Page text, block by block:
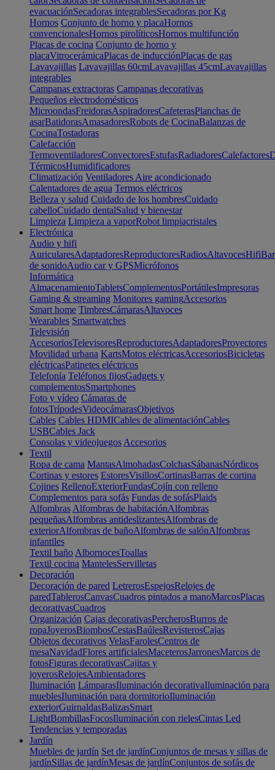
evacuaciónSecadoras integrablesSecadoras por Kg
Hornos Conjunto de horno y placaHornos
convencionalesHornos pirolíticosHornos multifunción
Placas de cocina Conjunto de horno y
placaVitrocerámicaPlacas de inducciónPlacas de gas
Lavavajillas Lavavajillas 60cmLavavajillas 45cmLavavajillas
integrables
Campanas extractoras Campanas decorativas
Pequeños electrodomésticos
MicroondasFreidorasAspiradoresCafeterasPlanchas de
asarBatidorasAmasadoresRobots de CocinaBalanzas de
CocinaTostadoras
Calefacción
TermoventiladoresConvectoresEstufasRadiadoresCalefactores
TérmicosHumidificadores
Climatización Ventiladores Aire acondicionado
Calentadores de agua Termos eléctricos
Belleza y salud Cuidado de los hombresCuidado
cabelloCuidado dentalSalud y bienestar
Limpieza Limpieza a vaporRobot limpiacristales
Electrónica
Audio y hifi
AuricularesAdaptadoresReproductoresRadiosAltavocesHifi
de sonidoAudio car y GPSMicrófonos
Informática
AlmacenamientoTabletsComplementosPortátilesImpresoras
Gaming & streaming Monitores gamingAccesorios
Smart home TimbresCámarasAltavoces
Wearables Smartwatches
Televisión
AccesoriosTelevisoresReproductoresAdaptadoresProyectores
Movilidad urbana KartsMotos eléctricasAccesoriosBicicletas
eléctricasPatinetes eléctricos
Telefonía Teléfonos fijosGadgets y
complementosSmartphones
Foto y vídeo Cámaras de
fotosTrípodesVideocámarasObjetivos
Cables Cables HDMICables de alimentaciónCables
USBCables Jack
Consolas y videojuegos Accesorios
Textil
Ropa de cama MantasAlmohadasColchasSábanasNórdicos
Cortinas y estores EstoresVisillosCortinasBarras de cortina
Cojines RellenoExteriorFundasCojín con relleno
Complementos para sofás Fundas de sofásPlaids
Alfombras Alfombras de habitaciónAlfombras
pequeñasAlfombras antideslizantesAlfombras de
exteriorAlfombras de bañoAlfombras de salónAlfombras
infantiles
Textil baño AlbornocesToallas
Textil cocina MantelesServilletas
Decoración
Decoración de pared LetrerosEspejosRelojes de
paredTablerosCanvasCuadros pintados a manoMarcosPlacas
decorativasCuadros
Organización Cajas decorativasPercherosBurros de
ropaJoyerosBiombosCestasBaúlesRevisterosCajas
Objetos decorativos VelasFarolesCentros de
mesaNavidadFlores artificialesMaceterosJarronesMarcos de
fotosFiguras decorativasCajitas y
joyerosRelojesAmbientadores
Iluminación LámparasIluminación decorativaIluminación para
mueblesIluminación para dormitorioIluminación
exteriorGuirnaldasBalizasSmart
LightBombillasFocosIluminación con rielesCintas Led
Tendencias y temporadas
Jardín
Muebles de jardín Set de jardínConjuntos de mesas y sillas de
jardínSillas de jardínMesas de jardínConjuntos de sofás de